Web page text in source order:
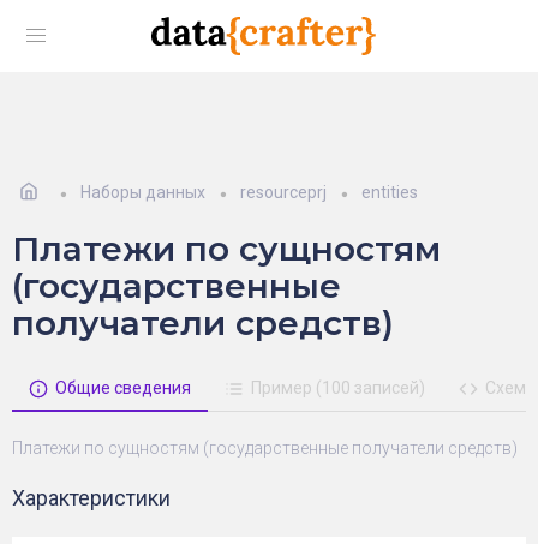
Наборы данных resourceprj entities
Платежи по сущностям
(государственные
получатели средств)
Общие сведения Пример (100 записей) Схема
Платежи по сущностям (государственные получатели средств)
Характеристики